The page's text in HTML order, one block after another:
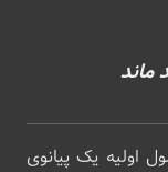
ماند
اولیه یک پیانوی